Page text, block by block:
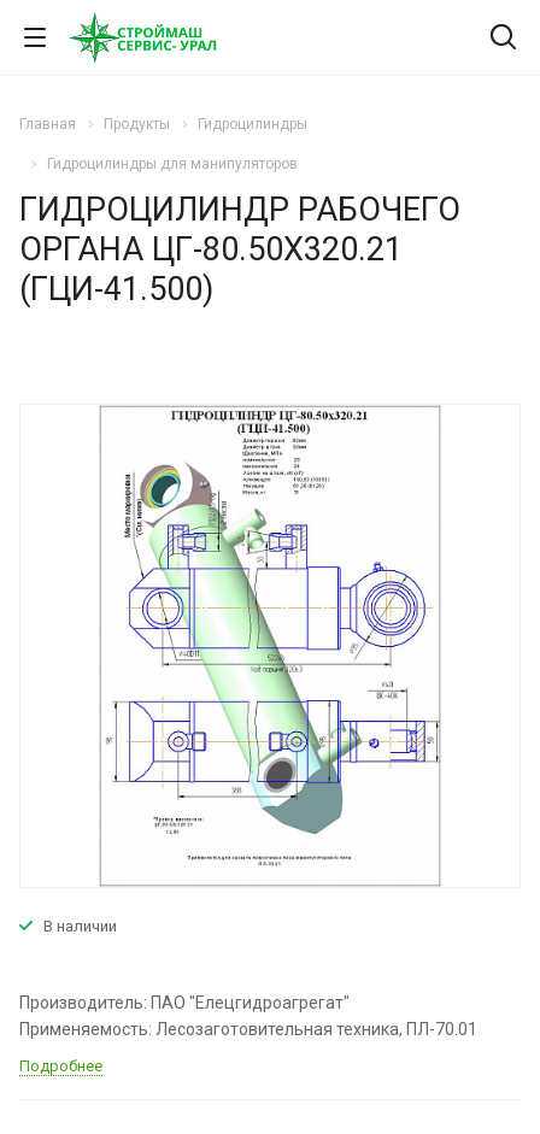
Главная Продукты Гидроцилиндры
Гидроцилиндры для манипуляторов
ГИДРОЦИЛИНДР РАБОЧЕГО
ОРГАНА ЦГ-80.50Х320.21
(ГЦИ-41.500)
В наличии
Производитель: ПАО "Елецгидроагрегат"
Применяемость: Лесозаготовительная техника, ПЛ-70.01
Подробнее